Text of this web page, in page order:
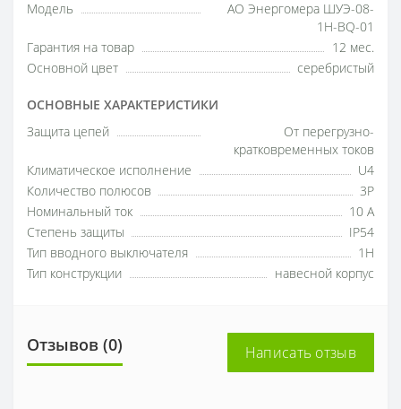
Модель
АО Энергомера ШУЭ-08-
1H-BQ-01
Гарантия на товар
12 мес.
Основной цвет
серебристый
ОСНОВНЫЕ ХАРАКТЕРИСТИКИ
Защита цепей
От перегрузно-
кратковременных токов
Климатическое исполнение
U4
Количество полюсов
3P
Номинальный ток
10 А
Степень защиты
IP54
Тип вводного выключателя
1H
Тип конструкции
навесной корпус
Отзывов (0) Написать отзыв